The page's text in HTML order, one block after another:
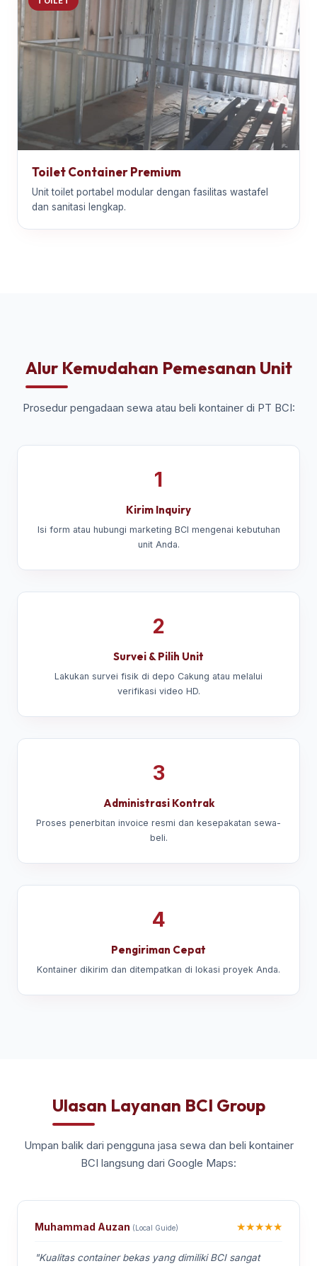
Toilet Container Premium
Unit toilet portabel modular dengan fasilitas wastafel
dan sanitasi lengkap.
Alur Kemudahan Pemesanan Unit
Prosedur pengadaan sewa atau beli kontainer di PT BCI:
1
Kirim Inquiry
Isi form atau hubungi marketing BCI mengenai kebutuhan
unit Anda.
2
Survei & Pilih Unit
Lakukan survei fisik di depo Cakung atau melalui
verifikasi video HD.
3
Administrasi Kontrak
Proses penerbitan invoice resmi dan kesepakatan sewa-
beli.
4
Pengiriman Cepat
Kontainer dikirim dan ditempatkan di lokasi proyek Anda.
Ulasan Layanan BCI Group
Umpan balik dari pengguna jasa sewa dan beli kontainer
BCI langsung dari Google Maps:
Muhammad Auzan (Local Guide) ★★★★★
"Kualitas container bekas yang dimiliki BCI sangat